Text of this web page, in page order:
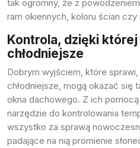
tak ogromny, że z
ram okiennych, koloru ścian czy
Kontrola, dzięki
chłodniejsze
Dobrym wyjściem, które
chłodniejsze, mogą okazać się
okna dachowego. Z ich
narzędzie do kontrolowania
wszystko za sprawą
padające na nią promienie